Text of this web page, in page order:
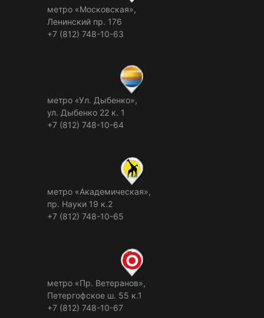
метро «Московская»,
Ленинский пр. 176
+7 (812) 748-10-63
метро «Ул. Дыбенко»,
ул. Дыбенко 22 к. 1
+7 (812) 748-10-64
метро «Академическая»,
пр. Науки 19 к.2
+7 (812) 748-10-65
метро «Пр. Ветеранов»,
Петергофское ш. 55 к.1
+7 (812) 748-10-67